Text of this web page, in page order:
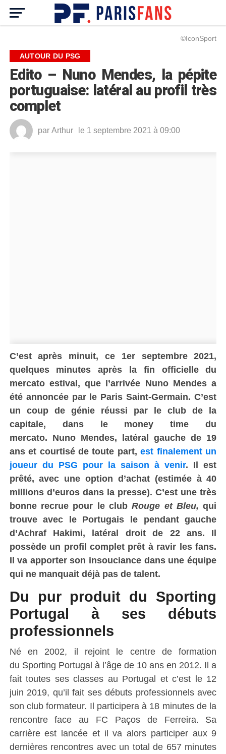
©IconSport
AUTOUR DU PSG
Edito – Nuno Mendes, la pépite
portuguaise: latéral au profil très
complet
par Arthur le 1 septembre 2021 à 09:00
C’est après minuit, ce 1er septembre 2021,
quelques minutes après la fin officielle du
mercato estival, que l’arrivée NunoMendes a
été annoncée par le Paris Saint-Germain. C’est
un coup de génie réussi par le club de la
capitale, dans le money time du
mercato. NunoMendes, latéral gauche de 19
ans et courtisé de toute part, est finalement un
joueur du PSG pour la saison à venir. Il est
prêté, avec une option d’achat (estimée à 40
millions d’euros dans la presse). C’est une très
bonne recrue pour le clubRouge et Bleu,qui
trouve avec le Portugais le pendantgauche
d’Achraf Hakimi, latéral droit de 22 ans. Il
possède un profil complet prêt à ravir les fans.
Il va apporter son insouciance dans une équipe
qui ne manquait déjà pas de talent.
Du pur produit du Sporting
Portugal à ses débuts
professionnels
Né en 2002, il rejoint le centre de formation
du Sporting Portugal à l’âge de 10 ans en 2012. Il a
fait toutes ses classes au Portugal et c’est le 12
juin 2019, qu’il fait ses débuts professionnels avec
son club formateur. Il participera à 18 minutes de la
rencontre face au FC Paçosde Ferreira. Sa
carrière est lancée et il va alors participer aux 9
dernières rencontres avec un total de 657 minutes